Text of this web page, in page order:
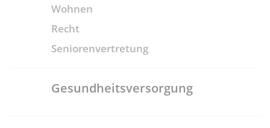
Wohnen
Recht
Seniorenvertretung
Gesundheitsversorgung